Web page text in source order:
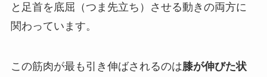
と足首を底屈（つま先立ち）させる動きの両方に
関わっています。
この筋肉が最も引き伸ばされるのは膝が伸びた状